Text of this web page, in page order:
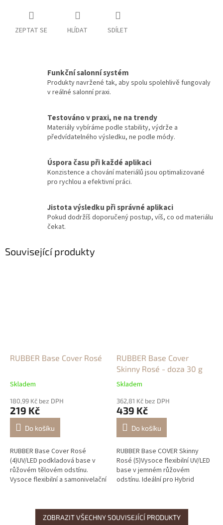
ZEPTAT SE HLÍDAT SDÍLET
Funkční salonní systém
Produkty navržené tak, aby spolu spolehlivě fungovaly
v reálné salonní praxi.
Testováno v praxi, ne na trendy
Materiály vybíráme podle stability, výdrže a
předvídatelného výsledku, ne podle módy.
Úspora času při každé aplikaci
Konzistence a chování materiálů jsou optimalizované
pro rychlou a efektivní práci.
Jistota výsledku při správné aplikaci
Pokud dodržíš doporučený postup, víš, co od materiálu
čekat.
Související produkty
RUBBER Base Cover Rosé
Skladem
180,99 Kč bez DPH
219 Kč
Do košíku
RUBBER Base Cover Rosé
(4)UV/LED podkladová base v
růžovém tělovém odstínu.
Vysoce flexibilní a samonivelační
RUBBER Base Cover
Skinny Rosé - doza 30 g
Skladem
362,81 Kč bez DPH
439 Kč
Do košíku
RUBBER Base COVER Skinny
Rosé (5)Vysoce flexibilní UV/LED
base v jemném růžovém
odstínu. Ideální pro Hybrid
ZOBRAZIT VŠECHNY SOUVISEJÍCÍ PRODUKTY